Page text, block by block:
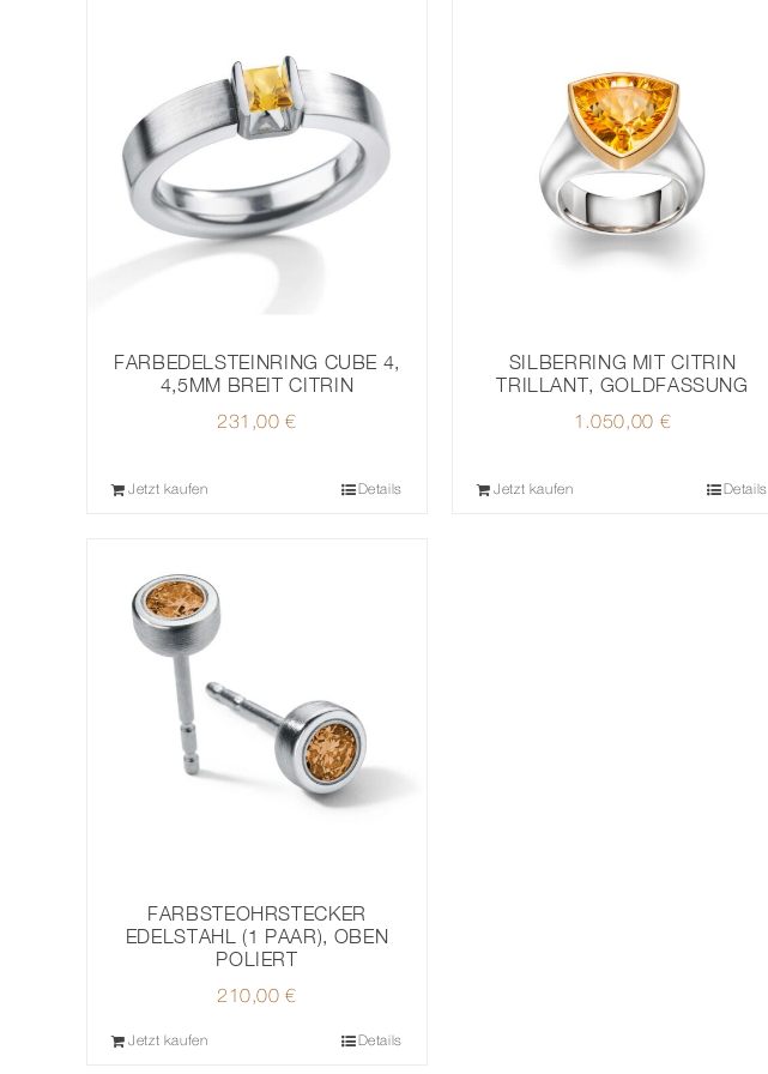
FARBEDELSTEINRING CUBE 4,
4,5MM BREIT CITRIN
231,00€
Jetzt kaufen Details
SILBERRING MIT CITRIN
TRILLANT, GOLDFASSUNG
1.050,00 €
Jetzt kaufen Details
FARBSTEOHRSTECKER
EDELSTAHL (1 PAAR), OBEN
POLIERT
210,00€
Jetzt kaufen Details